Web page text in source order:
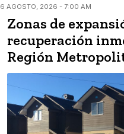
6 AGOSTO, 2026 - 7:00 AM
Zonas de
recuperación
Región